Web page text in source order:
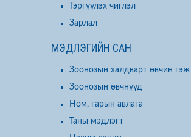
Тэргүүлэх чиглэл
Зарлал
МЭДЛЭГИЙН САН
Зоонозын халдварт өвчин
Зоонозын өвчнүүд
Ном, гарын авлага
Таны мэдлэгт